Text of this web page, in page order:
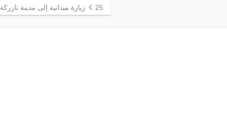
25 زيارة ميدانية إلى مدينة تازركة